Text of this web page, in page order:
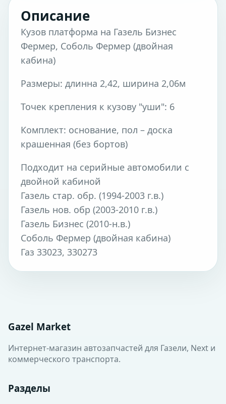
Описание
Кузов платформа на Газель Бизнес
Фермер, Соболь Фермер (двойная
кабина)
Размеры: длинна 2,42, ширина 2,06м
Точек крепления к кузову "уши": 6
Комплект: основание, пол – доска
крашенная (без бортов)
Подходит на серийные автомобили с
двойной кабиной
Газель стар. обр. (1994-2003 г.в.)
Газель нов. обр (2003-2010 г.в.)
Газель Бизнес (2010-н.в.)
Соболь Фермер (двойная кабина)
Газ 33023, 330273
Gazel Market
Интернет-магазин автозапчастей для Газели, Next и
коммерческого транспорта.
Разделы